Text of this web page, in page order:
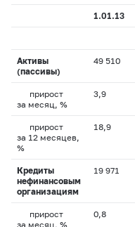
1.01.13
Активы
(пассивы)
49 510
прирост
за месяц, %
3,9
прирост
за 12 месяцев,
%
18,9
Кредиты
нефинансовым
организациям
19 971
прирост
за месяц, %
0,8